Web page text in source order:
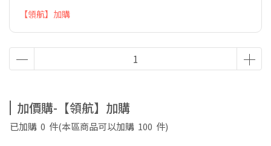
【領航】加購
加價購-【領航】加購
已加購 0 件(本區商品可以加購 100 件)